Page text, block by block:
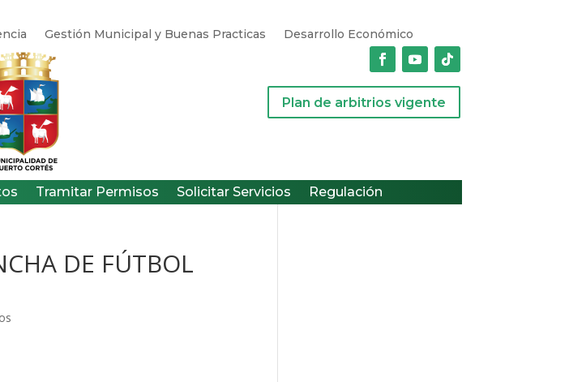
Gestión Municipal y Buenas Practicas
Desarrollo Económico
Plan de arbitrios vigente
Tramitar Permisos Solicitar Servicios Regulación
DE FÚTBOL